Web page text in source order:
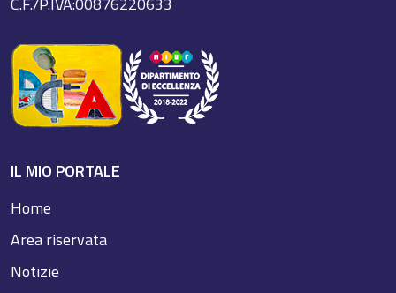
IL MIO PORTALE
Home
Area riservata
Notizie